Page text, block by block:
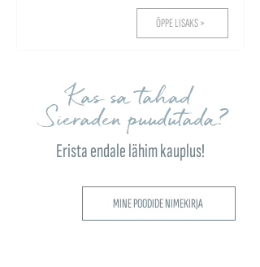
ÕPPE LISAKS >
Kas sa tahad
Sieraden puudutada?
Erista endale lähim kauplus!
MINE POODIDE NIMEKIRJA